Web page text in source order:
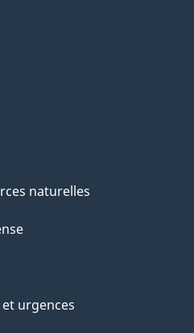
naturelles
urgences